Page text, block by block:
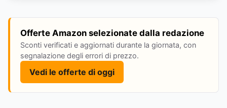
Offerte Amazon selezionate dalla redazione
Sconti verificati e aggiornati durante la giornata, con
segnalazione degli errori di prezzo.
Vedi le offerte di oggi